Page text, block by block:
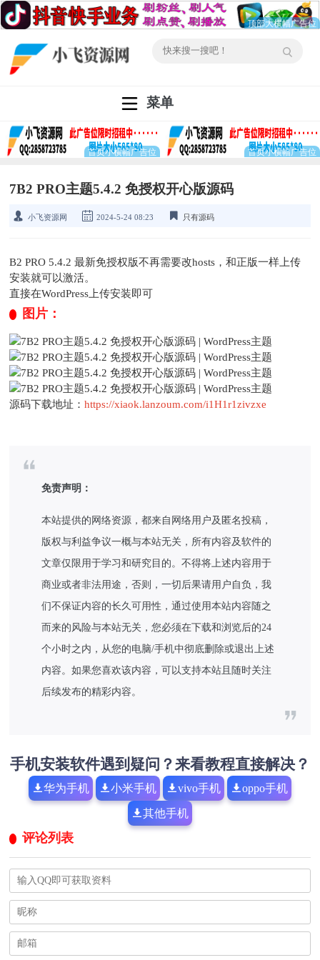
菜单
7B2 PRO主题5.4.2 免授权开心版源码
小飞资源网 2024-5-24 08:23 只有源码
B2 PRO 5.4.2 最新免授权版不再需要改hosts，和正版一样上传
安装就可以激活。
直接在WordPress上传安装即可
图片：
源码下载地址：https://xiaok.lanzoum.com/i1H1r1zivzxe
免责声明：
本站提供的网络资源，都来自网络用户及匿名投稿，
版权与利益争议一概与本站无关，所有内容及软件的
文章仅限用于学习和研究目的。不得将上述内容用于
商业或者非法用途，否则，一切后果请用户自负，我
们不保证内容的长久可用性，通过使用本站内容随之
而来的风险与本站无关，您必须在下载和浏览后的24
个小时之内，从您的电脑/手机中彻底删除或退出上述
内容。如果您喜欢该内容，可以支持本站且随时关注
后续发布的精彩内容。
手机安装软件遇到疑问？来看教程直接解决？
华为手机 小米手机 vivo手机 oppo手机
其他手机
评论列表